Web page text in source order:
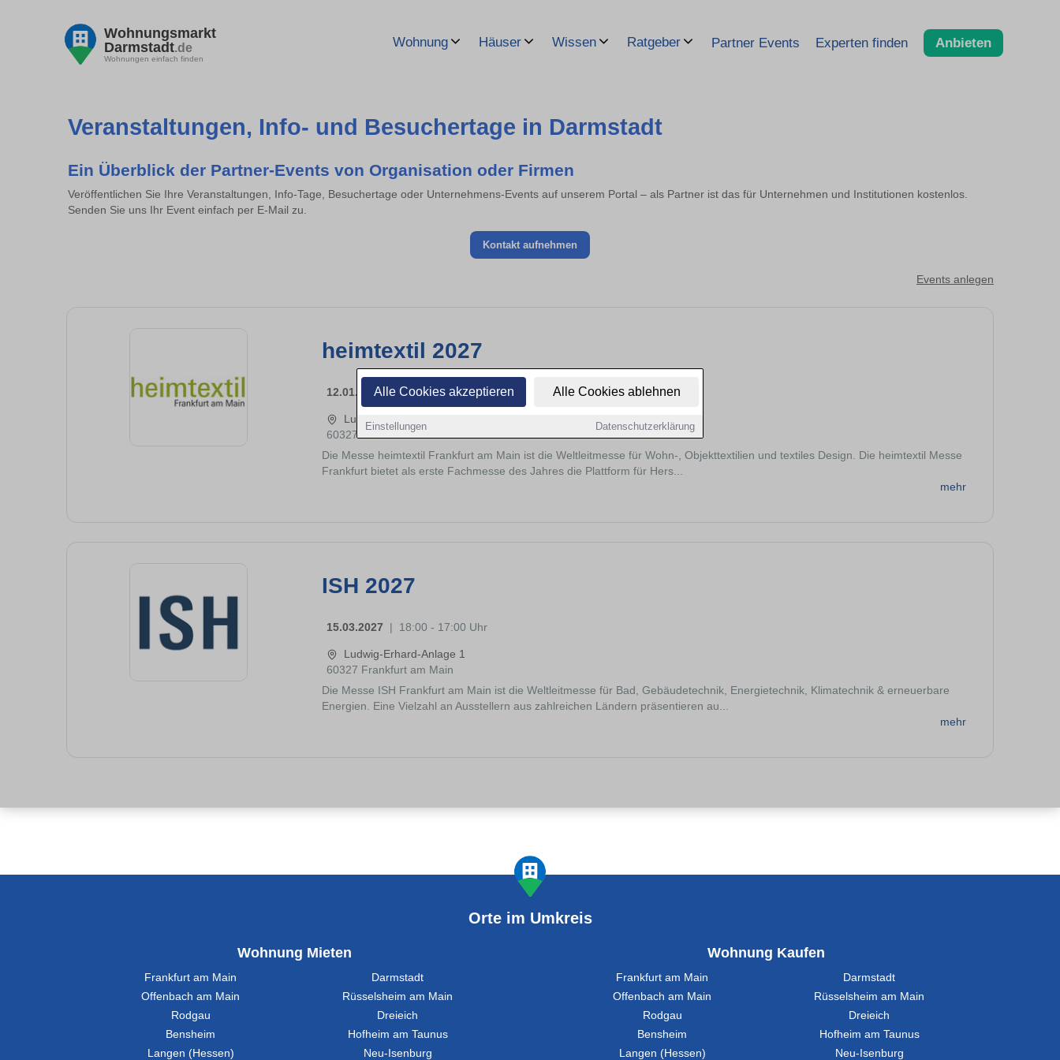
Alle Cookies akzeptieren Alle Cookies ablehnen
Einstellungen Datenschutzerklärung
Wohnungsmarkt
Darmstadt.de
Wohnungen einfach finden
Wohnung Häuser Wissen Ratgeber Partner Events Experten finden Anbieten
Veranstaltungen, Info- und Besuchertage in Darmstadt
Ein Überblick der Partner-Events von Organisation oder Firmen
Veröffentlichen Sie Ihre Veranstaltungen, Info-Tage, Besuchertage oder Unternehmens-Events auf unserem Portal – als Partner ist das für Unternehmen und Institutionen kostenlos.
Senden Sie uns Ihr Event einfach per E-Mail zu.
Kontakt aufnehmen
Events anlegen
heimtextil 2027
12.01.2027 | 09:00 - 18:00 Uhr
Ludwig-Erhard-Anlage 1
60327 Frankfurt am Main
Die Messe heimtextil Frankfurt am Main ist die Weltleitmesse für Wohn-, Objekttextilien und textiles Design. Die heimtextil Messe
Frankfurt bietet als erste Fachmesse des Jahres die Plattform für Hers...
mehr
ISH 2027
15.03.2027 | 18:00 - 17:00 Uhr
Ludwig-Erhard-Anlage 1
60327 Frankfurt am Main
Die Messe ISH Frankfurt am Main ist die Weltleitmesse für Bad, Gebäudetechnik, Energietechnik, Klimatechnik & erneuerbare
Energien. Eine Vielzahl an Ausstellern aus zahlreichen Ländern präsentieren au...
mehr
Orte im Umkreis
Wohnung Mieten
Frankfurt am Main
Darmstadt
Offenbach am Main
Rüsselsheim am Main
Rodgau
Dreieich
Bensheim
Hofheim am Taunus
Langen (Hessen)
Neu-Isenburg
Wohnung Kaufen
Frankfurt am Main
Darmstadt
Offenbach am Main
Rüsselsheim am Main
Rodgau
Dreieich
Bensheim
Hofheim am Taunus
Langen (Hessen)
Neu-Isenburg